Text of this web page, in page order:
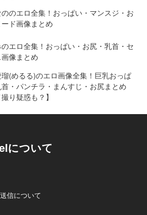
のエロ全集！おっぱい・マンスジ・お
ド画像まとめ
エロ全集！おっぱい・お尻・乳首・セ
像まとめ
(めるる)のエロ画像全集！巨乳おっぱ
・パンチラ・まんすじ・お尻まとめ
撮り疑惑も？】
について
信について